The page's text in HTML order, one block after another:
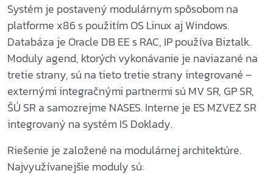
Systém je postavený modulárnym spôsobom na
platforme x86 s použitím OS Linux aj Windows.
Databáza je Oracle DB EE s RAC, IP používa Biztalk.
Moduly agend, ktorých vykonávanie je naviazané na
tretie strany, sú na tieto tretie strany integrované –
externými integračnými partnermi sú MV SR, GP SR,
ŠÚ SR a samozrejme NASES. Interne je ES MZVEZ SR
integrovaný na systém IS Doklady.
Riešenie je založené na modulárnej architektúre.
Najvyužívanejšie moduly sú: